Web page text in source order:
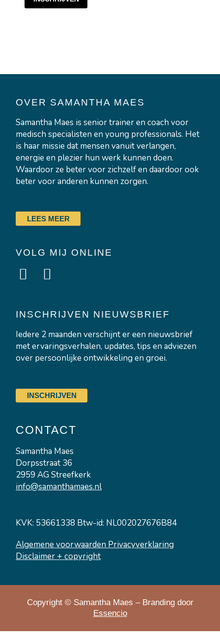
OVER SAMANTHA MAES
Samantha Maes is senior trainer en coach voor
medisch specialisten en young professionals. Het
is haar missie dat mensen vanuit verlangen,
energie en plezier hun werk kunnen doen.
Waardoor ze beter voor zichzelf en daardoor ook
beter voor anderen kunnen zorgen.
LEES MEER
VOLG MIJ ONLINE
L
k
e
d
i
-
i
n
I
t
a
g
r
m
INSCHRIJVEN NIEUWSBRIEF
Iedere 2 maanden verschijnt er een nieuwsbrief
met ervaringsverhalen, updates, tips en adviezen
over persoonlijke ontwikkeling en groei.
INSCHRIJVEN
CONTACT
Samantha Maes
Dorpsstraat 36
2959 AG Streefkerk
info@samanthamaes.nl
KVK: 53661338 Btw-id: NL002027676B84
Algemene voorwaarden Privacyverklaring
Disclaimer + copyright
Copyright © Samantha Maes – Branding door
Essencio